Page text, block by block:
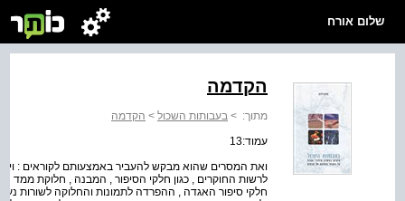
שלום אורח
הקדמה
מתוך: > בעבותות השכול > הקדמה
עמוד:13
ואת המסרים שהוא מבקש להעביר באמצעותם לקוראים : ויש
לרשות החוקרים , כגון חלקי הסיפור , המבנה , חלוקת ממד
חלקי סיפור האגדה , ההפרדה לתמונות והחלוקה לשורות